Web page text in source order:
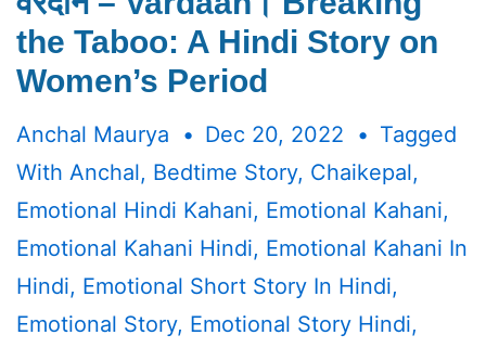
the Taboo: A Hindi Story on
Women’s Period
Anchal Maurya Dec 20, 2022
Tagged
With Anchal, Bedtime Story, Chaikepal,
Emotional Hindi Kahani, Emotional Kahani,
Emotional Kahani Hindi, Emotional Kahani In
Hindi, Emotional Short Story In Hindi,
Emotional Story, Emotional Story Hindi,